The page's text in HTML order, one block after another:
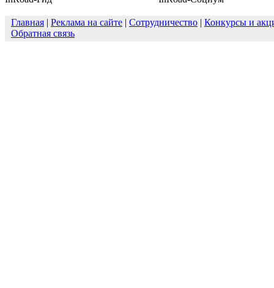
Главная | Реклама на сайте | Сотрудничество | Конкурсы и
Обратная связь